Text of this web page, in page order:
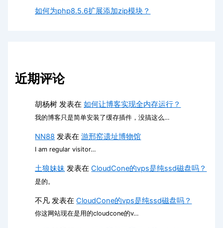
如何为php8.5.6扩展添加zip模块？
近期评论
胡杨树 发表在如何让博客实现全内存运行？
我的博客只是简单安装了缓存插件，没搞这么…
NN88 发表在游邢窑遗址博物馆
I am regular visitor…
土狼妹妹 发表在CloudCone的vps是纯ssd磁盘吗？
是的。
不凡 发表在CloudCone的vps是纯ssd磁盘吗？
你这网站现在是用的cloudcone的v…